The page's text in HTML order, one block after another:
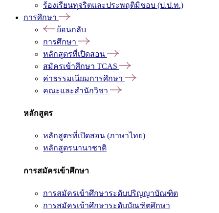
ร้องเรียนทุจริตและประพฤติมิชอบ (ป.ป.ท.)
การศึกษา
ย้อนกลับ
การศึกษา
หลักสูตรที่เปิดสอน
สมัครเข้าศึกษา TCAS
ค่าธรรมเนียมการศึกษา
คณะและสำนักวิชา
หลักสูตร
หลักสูตรที่เปิดสอน (ภาษาไทย)
หลักสูตรนานาชาติ
การสมัครเข้าศึกษา
การสมัครเข้าศึกษาระดับปริญญาบัณฑิต
การสมัครเข้าศึกษาระดับบัณฑิตศึกษา